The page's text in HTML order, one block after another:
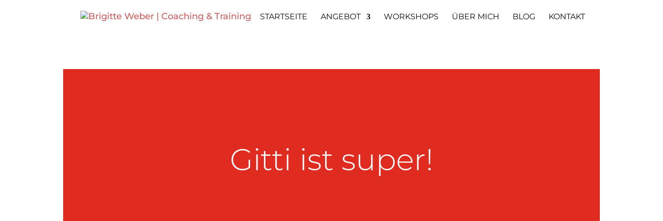
STARTSEITE ANGEBOT WORKSHOPS ÜBER MICH BLOG KONTAKT
Gitti ist super!